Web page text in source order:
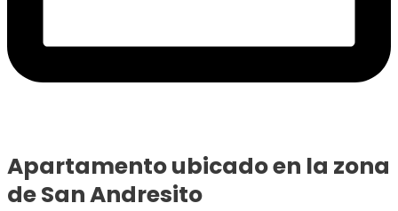
Apartamento ubicado en la zona
de San Andresito